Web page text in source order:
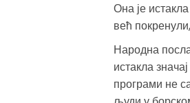
Она је
већ
Народна
истакла
програми не